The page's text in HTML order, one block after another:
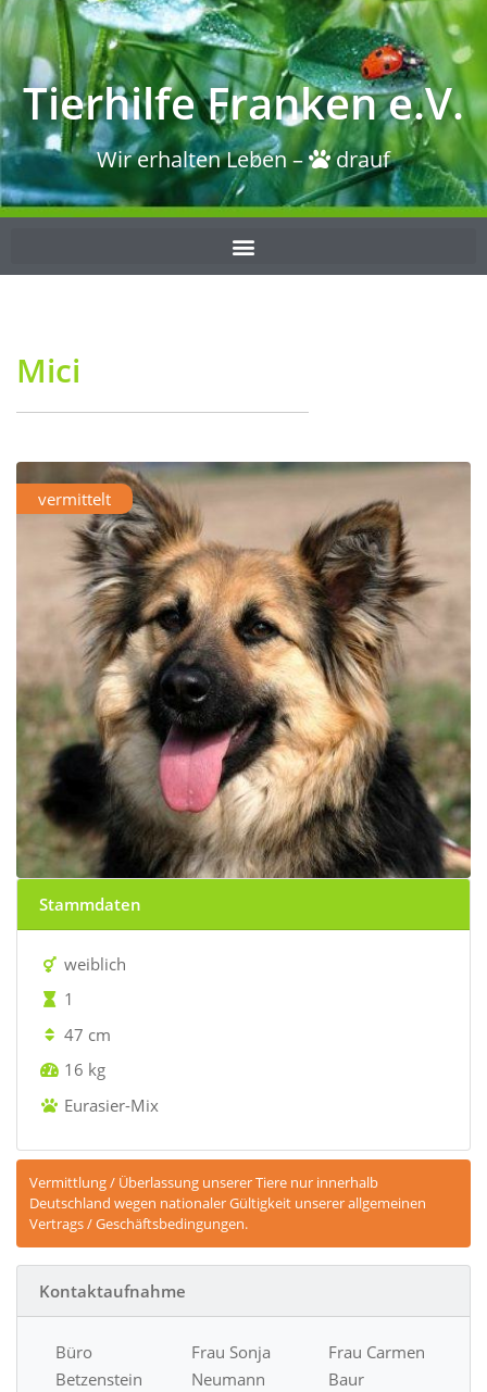
Tierhilfe Franken e.V.
Wir erhalten Leben – drauf
Mici
vermittelt
Stammdaten
weiblich
1
47 cm
16 kg
Eurasier-Mix
Vermittlung / Überlassung unserer Tiere nur innerhalb
Deutschland wegen nationaler Gültigkeit unserer allgemeinen
Vertrags / Geschäftsbedingungen.
Kontaktaufnahme
Büro
Betzenstein
Frau Sonja
Neumann
Frau Carmen
Baur